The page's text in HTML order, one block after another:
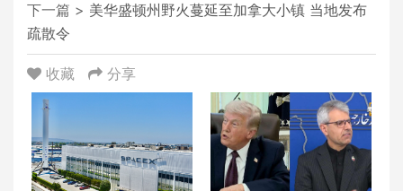
下一篇 > 美华盛顿州野火蔓延至加拿大小镇 当地发布
疏散令
收藏 分享